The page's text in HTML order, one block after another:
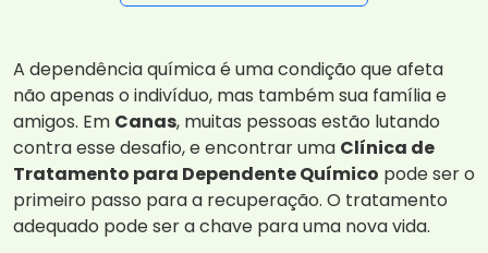
A dependência química é uma condição que afeta
não apenas o indivíduo, mas também sua família e
amigos. Em Canas, muitas pessoas estão lutando
contra esse desafio, e encontrar uma Clínica de
Tratamento para Dependente Químico pode ser o
primeiro passo para a recuperação. O tratamento
adequado pode ser a chave para uma nova vida.